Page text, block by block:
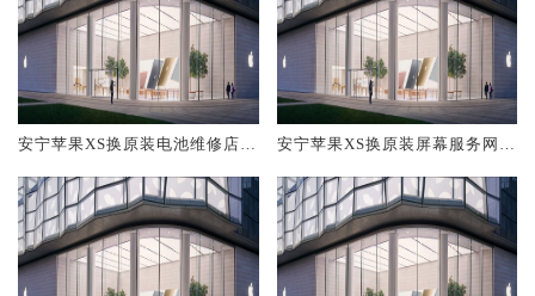
安宁苹果XS换原装电池维修店大
安宁苹果XS换原装屏幕服务网点